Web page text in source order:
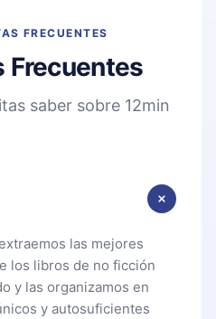
FRECUENTES
Frecuentes
saber sobre 12min
las mejores
los libros de no ficción
y las organizamos en
y autosuficientes